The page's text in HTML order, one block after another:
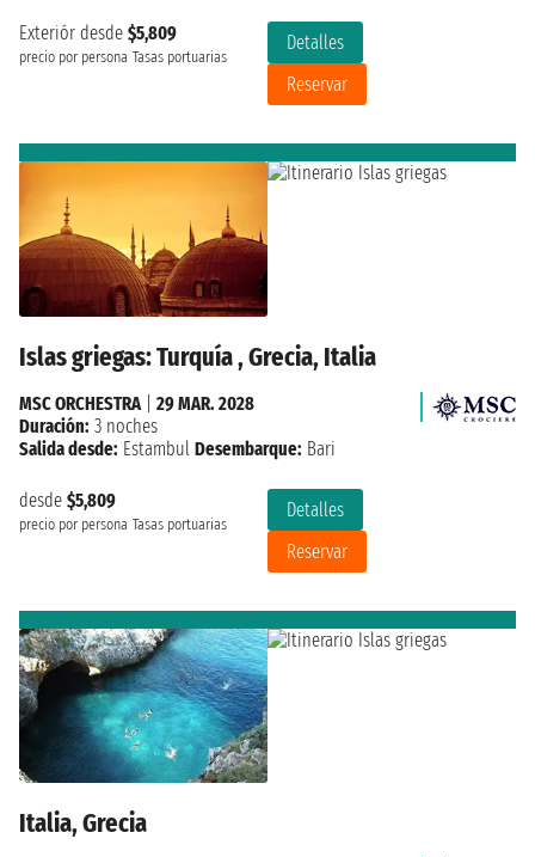
Exteriór desde $5,809
precio por persona Tasas portuarias
Detalles
Reservar
Islas griegas: Turquía , Grecia, Italia
desde $5,809
precio por persona Tasas portuarias
Detalles
Reservar
MSC ORCHESTRA| 29 MAR. 2028
Duración: 3 noches
Salida desde: Estambul Desembarque: Bari
Italia, Grecia